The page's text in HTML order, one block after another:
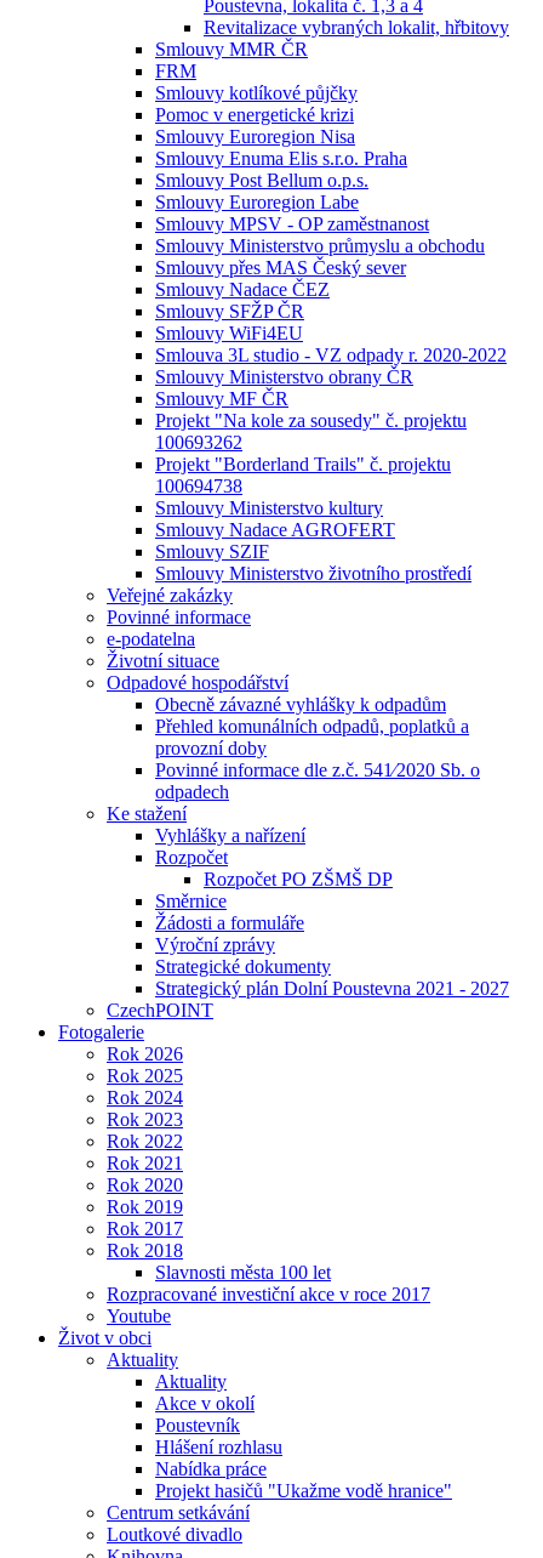
Poustevna, lokalita č. 1,3 a 4
Revitalizace vybraných lokalit, hřbitovy
Smlouvy MMR ČR
FRM
Smlouvy kotlíkové půjčky
Pomoc v energetické krizi
Smlouvy Euroregion Nisa
Smlouvy Enuma Elis s.r.o. Praha
Smlouvy Post Bellum o.p.s.
Smlouvy Euroregion Labe
Smlouvy MPSV - OP zaměstnanost
Smlouvy Ministerstvo průmyslu a obchodu
Smlouvy přes MAS Český sever
Smlouvy Nadace ČEZ
Smlouvy SFŽP ČR
Smlouvy WiFi4EU
Smlouva 3L studio - VZ odpady r. 2020-2022
Smlouvy Ministerstvo obrany ČR
Smlouvy MF ČR
Projekt "Na kole za sousedy" č. projektu
100693262
Projekt "Borderland Trails" č. projektu
100694738
Smlouvy Ministerstvo kultury
Smlouvy Nadace AGROFERT
Smlouvy SZIF
Smlouvy Ministerstvo životního prostředí
Veřejné zakázky
Povinné informace
e-podatelna
Životní situace
Odpadové hospodářství
Obecně závazné vyhlášky k odpadům
Přehled komunálních odpadů, poplatků a
provozní doby
Povinné informace dle z.č. 541⁄2020 Sb. o
odpadech
Ke stažení
Vyhlášky a nařízení
Rozpočet
Rozpočet PO ZŠMŠ DP
Směrnice
Žádosti a formuláře
Výroční zprávy
Strategické dokumenty
Strategický plán Dolní Poustevna 2021 - 2027
CzechPOINT
Fotogalerie
Rok 2026
Rok 2025
Rok 2024
Rok 2023
Rok 2022
Rok 2021
Rok 2020
Rok 2019
Rok 2017
Rok 2018
Slavnosti města 100 let
Rozpracované investiční akce v roce 2017
Youtube
Život v obci
Aktuality
Aktuality
Akce v okolí
Poustevník
Hlášení rozhlasu
Nabídka práce
Projekt hasičů "Ukažme vodě hranice"
Centrum setkávání
Loutkové divadlo